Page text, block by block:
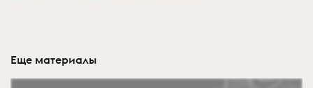
Еще материалы